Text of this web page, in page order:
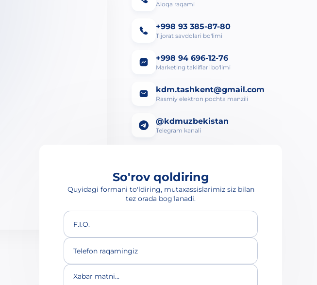
Aloqa raqami
+998 93 385-87-80
Tijorat savdolari bo'limi
+998 94 696-12-76
Marketing takliflari bo'limi
kdm.tashkent@gmail.com
Rasmiy elektron pochta manzili
@kdmuzbekistan
Telegram kanali
So'rov qoldiring
Quyidagi formani to'ldiring, mutaxassislarimiz siz bilan
tez orada bog'lanadi.
F.I.O.
Telefon raqamingiz
Xabar matni...